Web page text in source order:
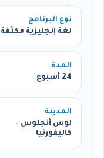
نوع البرنامج
لغة إنجليزية مكثفة
المدة
24 أسبوع
المدينة
لوس أنجلوس -
كاليفورنيا